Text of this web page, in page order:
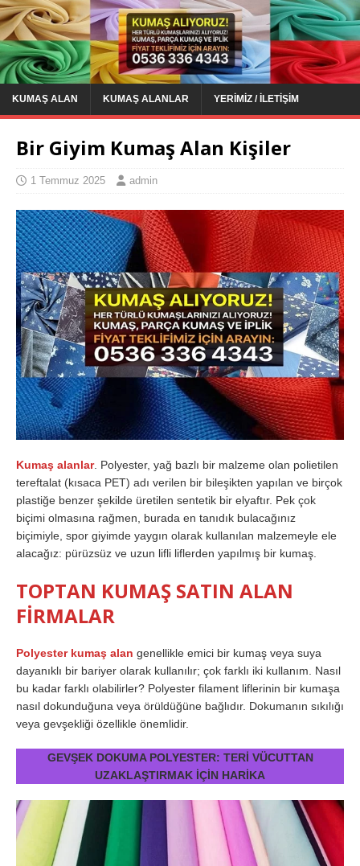
KUMAŞ ALAN KUMAŞ ALANLAR YERIMIZ / İLETIŞIM
Bir Giyim Kumaş Alan Kişiler
1 Temmuz 2025 admin
Kumaş alanlar. Polyester, yağ bazlı bir malzeme olan polietilen
tereftalat (kısaca PET) adı verilen bir bileşikten yapılan ve birçok
plastiğe benzer şekilde üretilen sentetik bir elyaftır. Pek çok
biçimi olmasına rağmen, burada en tanıdık bulacağınız
biçimiyle, spor giyimde yaygın olarak kullanılan malzemeyle ele
alacağız: pürüzsüz ve uzun lifli liflerden yapılmış bir kumaş.
TOPTAN KUMAŞ SATIN ALAN
FİRMALAR
Polyester kumaş alan genellikle emici bir kumaş veya suya
dayanıklı bir bariyer olarak kullanılır; çok farklı iki kullanım. Nasıl
bu kadar farklı olabilirler? Polyester filament liflerinin bir kumaşa
nasıl dokunduğuna veya örüldüğüne bağlıdır. Dokumanın sıkılığı
veya gevşekliği özellikle önemlidir.
GEVŞEK DOKUMA POLYESTER: TERİ VÜCUTTAN
UZAKLAŞTIRMAK İÇİN HARİKA